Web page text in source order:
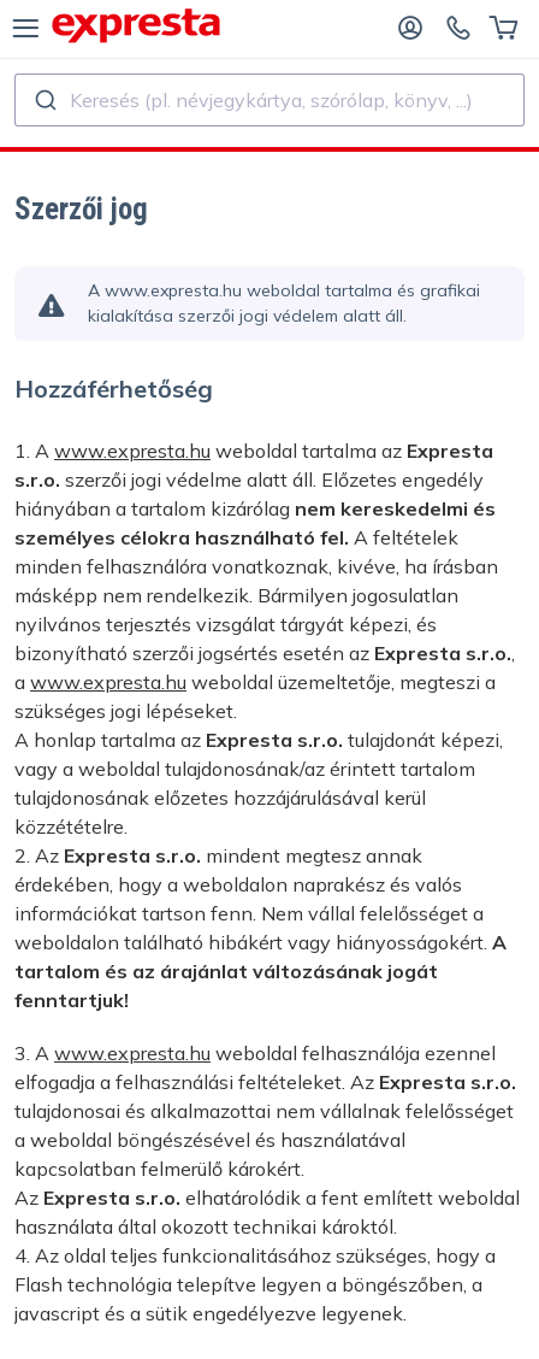
Bélyegző készítés
TERMÉK
ÉS SZERZŐK SZÁMÁRA
Keresés (pl. névjegykártya, szórólap, könyv, ...)
Szerzői jog
A www.expresta.hu weboldal tartalma és grafikai
kialakítása szerzői jogi védelem alatt áll.
Hozzáférhetőség
1. A www.expresta.hu weboldal tartalma az Expresta
s.r.o. szerzői jogi védelme alatt áll. Előzetes engedély
hiányában a tartalom kizárólag nem kereskedelmi és
személyes célokra használható fel. A feltételek
minden felhasználóra vonatkoznak, kivéve, ha írásban
másképp nem rendelkezik. Bármilyen jogosulatlan
nyilvános terjesztés vizsgálat tárgyát képezi, és
bizonyítható szerzői jogsértés esetén az Expresta s.r.o.,
a www.expresta.hu weboldal üzemeltetője, megteszi a
szükséges jogi lépéseket.
A honlap tartalma az Expresta s.r.o. tulajdonát képezi,
vagy a weboldal tulajdonosának/az érintett tartalom
tulajdonosának előzetes hozzájárulásával kerül
közzétételre.
2. Az Expresta s.r.o. mindent megtesz annak
érdekében, hogy a weboldalon naprakész és valós
információkat tartson fenn. Nem vállal felelősséget a
weboldalon található hibákért vagy hiányosságokért. A
tartalom és az árajánlat változásának jogát
fenntartjuk!
3. A www.expresta.hu weboldal felhasználója ezennel
elfogadja a felhasználási feltételeket. Az Expresta s.r.o.
tulajdonosai és alkalmazottai nem vállalnak felelősséget
a weboldal böngészésével és használatával
kapcsolatban felmerülő károkért.
Az Expresta s.r.o. elhatárolódik a fent említett weboldal
használata által okozott technikai károktól.
4. Az oldal teljes funkcionalitásához szükséges, hogy a
Flash technológia telepítve legyen a böngészőben, a
javascript és a sütik engedélyezve legyenek.